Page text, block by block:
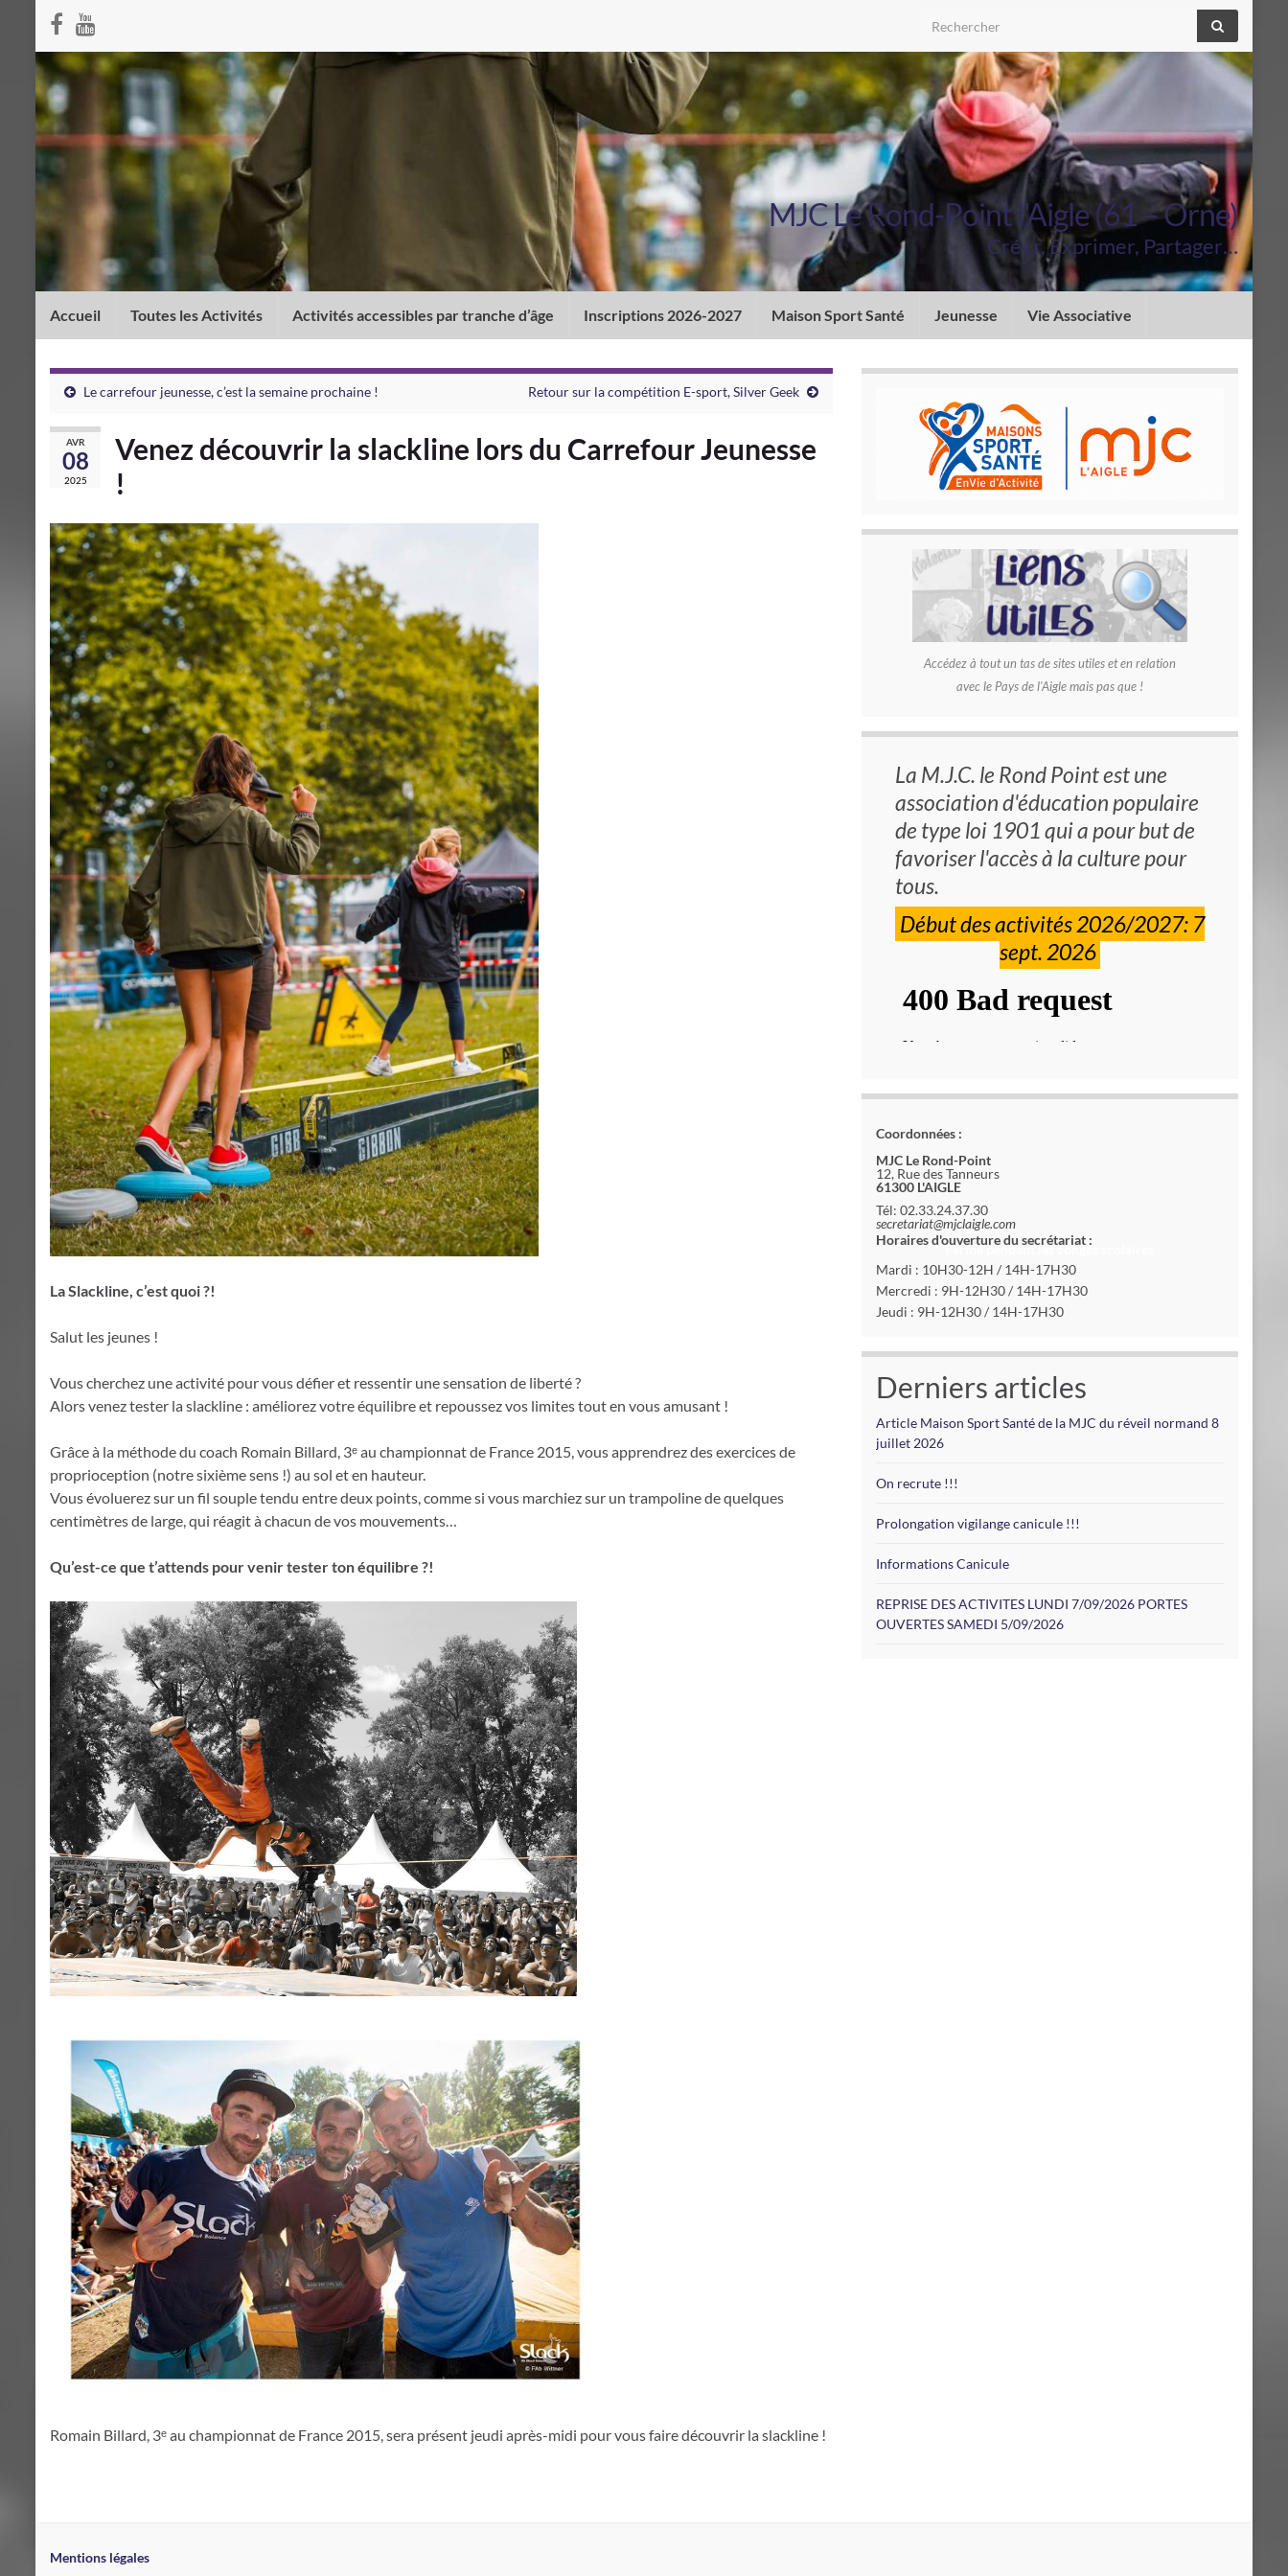
Search for:
MJC Le Rond-Point l'Aigle (61 – Orne)
Créer, Exprimer, Partager…
Accueil Toutes les Activités Activités accessibles par tranche d’âge Inscriptions 2026-2027 Maison Sport Santé Jeunesse Vie Associative
Le carrefour jeunesse, c’est la semaine prochaine ! Retour sur la compétition E-sport, Silver Geek
AVR
08
2025
Venez découvrir la slackline lors du Carrefour Jeunesse
!
La Slackline, c’est quoi ?!
Salut les jeunes !
Vous cherchez une activité pour vous défier et ressentir une sensation de liberté ?
Alors venez tester la slackline : améliorez votre équilibre et repoussez vos limites tout en vous amusant !
Grâce à la méthode du coach Romain Billard, 3ᵉ au championnat de France 2015, vous apprendrez des exercices de
proprioception (notre sixième sens !) au sol et en hauteur.
Vous évoluerez sur un fil souple tendu entre deux points, comme si vous marchiez sur un trampoline de quelques
centimètres de large, qui réagit à chacun de vos mouvements…
Qu’est-ce que t’attends pour venir tester ton équilibre ?!
Romain Billard, 3ᵉ au championnat de France 2015, sera présent jeudi après-midi pour vous faire découvrir la slackline !
Accédez à tout un tas de sites utiles et en relation
avec le Pays de l'Aigle mais pas que !
La M.J.C. le Rond Point est une
association d'éducation populaire
de type loi 1901 qui a pour but de
favoriser l'accès à la culture pour
tous.
Début des activités 2026/2027: 7
sept. 2026
Coordonnées :
MJC Le Rond-Point
12, Rue des Tanneurs
61300 L'AIGLE
Tél: 02.33.24.37.30
secretariat@mjclaigle.com
Horaires d'ouverture du secrétariat :
Fermé pendant les congés scolaires
Mardi : 10H30-12H / 14H-17H30
Mercredi : 9H-12H30 / 14H-17H30
Jeudi : 9H-12H30 / 14H-17H30
Derniers articles
Article Maison Sport Santé de la MJC du réveil normand 8
juillet 2026
On recrute !!!
Prolongation vigilange canicule !!!
Informations Canicule
REPRISE DES ACTIVITES LUNDI 7/09/2026 PORTES
OUVERTES SAMEDI 5/09/2026
Mentions légales